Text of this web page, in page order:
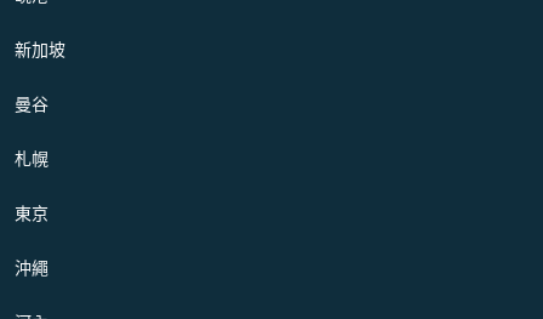
新加坡
曼谷
札幌
東京
沖繩